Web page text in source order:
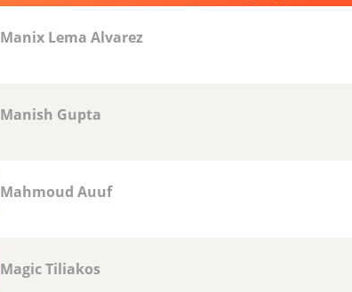
Manix Lema Alvarez
Manish Gupta
Mahmoud Auuf
Magic Tiliakos